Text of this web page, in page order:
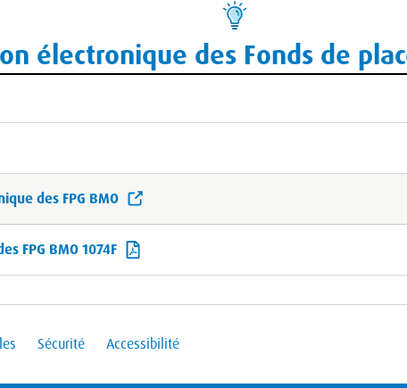
électronique des Fonds de
des FPG BMO
FPG BMO 1074F
Sécurité Accessibilité